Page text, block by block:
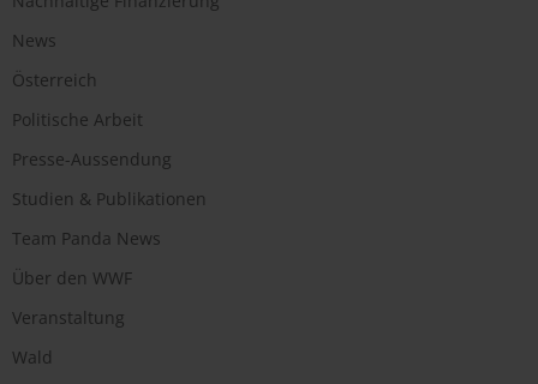
News
Österreich
Politische Arbeit
Presse-Aussendung
Studien & Publikationen
Team Panda News
Über den WWF
Veranstaltung
Wald